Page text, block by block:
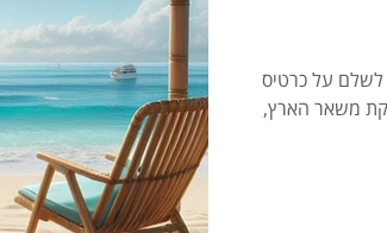
לשלם על כרטיס
משאר הארץ,